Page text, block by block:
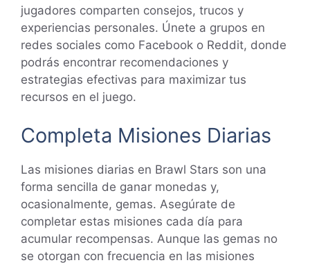
jugadores comparten consejos, trucos y
experiencias personales. Únete a grupos en
redes sociales como Facebook o Reddit, donde
podrás encontrar recomendaciones y
estrategias efectivas para maximizar tus
recursos en el juego.
Completa Misiones Diarias
Las misiones diarias en Brawl Stars son una
forma sencilla de ganar monedas y,
ocasionalmente, gemas. Asegúrate de
completar estas misiones cada día para
acumular recompensas. Aunque las gemas no
se otorgan con frecuencia en las misiones